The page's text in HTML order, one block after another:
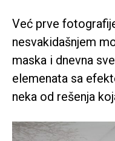
Već prve
nesvakidašnjem
maska i dnevna
elemenata sa
neka od rešenja